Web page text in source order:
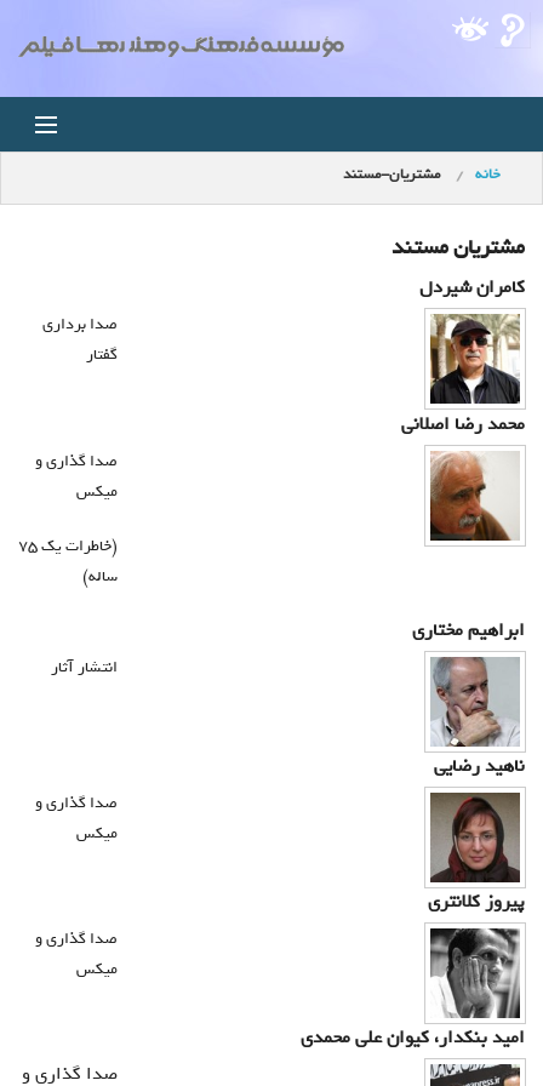
خانه
اخبار
استودیو
فروشگاه
مجله ویدئویی
کودک
درباره ما
سبد خرید شما خالی است
سبد خرید
ورود
عضویت
خانه مشتریان-مستند
مشتریان مستند
کامران شیردل
صدا برداری
گفتار
محمد رضا اصلانی
صدا گذاری و
میکس
(خاطرات يك 75
ساله)
ابراهیم مختاری
انتشار آثار
ناهید رضایی
صدا گذاری و
میکس
پیروز کلانتری
صدا گذاری و
میکس
امید بنکدار، کیوان علی محمدی
صدا گذاری و